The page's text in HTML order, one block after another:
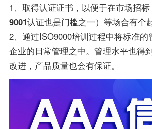
1、取得认证证书，以便于在市场招标
9001认证也是门槛之一）等场合有个
2、通过ISO9000培训过程中将标准的
企业的日常管理之中。管理水平也得
改进，产品质量也会有保证。